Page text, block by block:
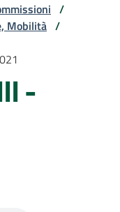
/
Mobilità /
-